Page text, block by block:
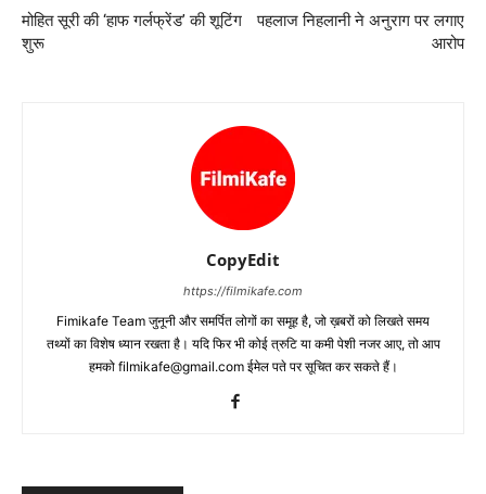
मोहित सूरी की ‘हाफ गर्लफ्रेंड’ की शूटिंग
शुरू
पहलाज निहलानी ने अनुराग पर लगाए
आरोप
CopyEdit
https://filmikafe.com
Fimikafe Team जुनूनी और समर्पित लोगों का समूह है, जो ख़बरों को लिखते समय
तथ्‍यों का विशेष ध्‍यान रखता है। यदि फिर भी कोई त्रुटि या कमी पेशी नजर आए, तो आप
हमको filmikafe@gmail.com ईमेल पते पर सूचित कर सकते हैं।